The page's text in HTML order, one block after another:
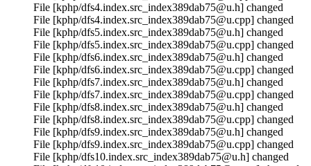
File [kphp/dfs4.index.src_index389dab75@u.h] changed
File [kphp/dfs4.index.src_index389dab75@u.cpp] changed
File [kphp/dfs5.index.src_index389dab75@u.h] changed
File [kphp/dfs5.index.src_index389dab75@u.cpp] changed
File [kphp/dfs6.index.src_index389dab75@u.h] changed
File [kphp/dfs6.index.src_index389dab75@u.cpp] changed
File [kphp/dfs7.index.src_index389dab75@u.h] changed
File [kphp/dfs7.index.src_index389dab75@u.cpp] changed
File [kphp/dfs8.index.src_index389dab75@u.h] changed
File [kphp/dfs8.index.src_index389dab75@u.cpp] changed
File [kphp/dfs9.index.src_index389dab75@u.h] changed
File [kphp/dfs9.index.src_index389dab75@u.cpp] changed
File [kphp/dfs10.index.src_index389dab75@u.h] changed